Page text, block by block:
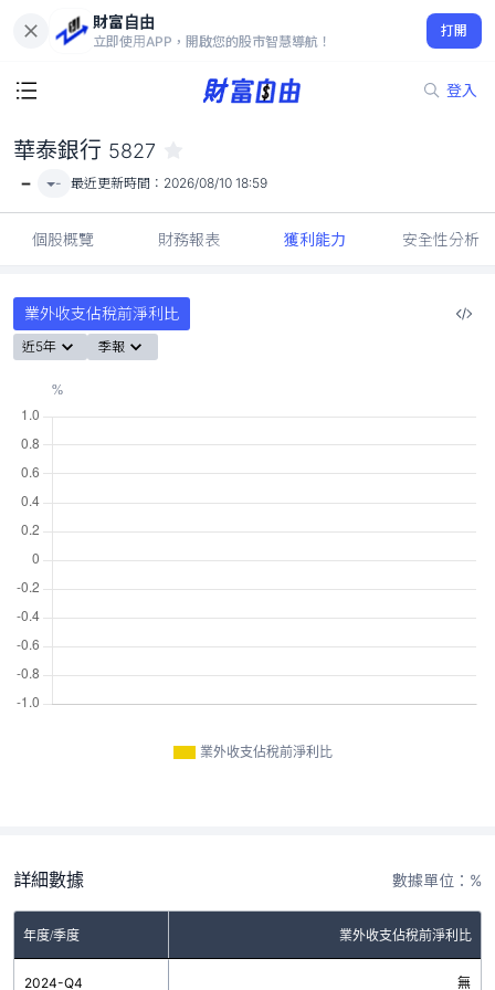
財富自由
立即使用APP，開啟您的股市智慧導航！
打開
登入
-
華泰銀行 5827
- - 最近更新時間： 2026/08/10 18:59
個股概覽 財務報表 獲利能力 安全性分析
業外收支佔稅前淨利比
近5年 季報
業外收支佔稅前淨利比
詳細數據 數據單位：%
年度/季度 業外收支佔稅前淨利比
2024-Q4 無